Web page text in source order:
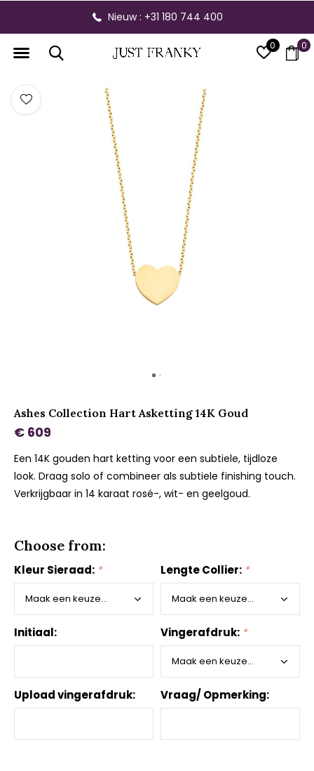
0 0
Nieuw : +31 180 744 400
Ashes Collection Hart Asketting 14K Goud
€ 609
Een 14K gouden hart ketting voor een subtiele, tijdloze
look. Draag solo of combineer als subtiele finishing touch.
Verkrijgbaar in 14 karaat rosé-, wit- en geelgoud.
Choose from:
Kleur Sieraad: * Lengte Collier: *
Initiaal: Vingerafdruk: *
Upload vingerafdruk: Vraag/ Opmerking: